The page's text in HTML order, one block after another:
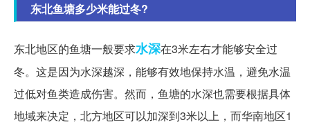
东北鱼塘多少米能过冬?
东北地区的鱼塘一般要求水深在3米左右才能够安全过
冬。这是因为水深越深，能够有效地保持水温，避免水温
过低对鱼类造成伤害。然而，鱼塘的水深也需要根据具体
地域来决定，北方地区可以加深到3米以上，而华南地区1